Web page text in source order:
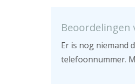
Beoordelingen
Er is nog niemand
telefoonnummer.